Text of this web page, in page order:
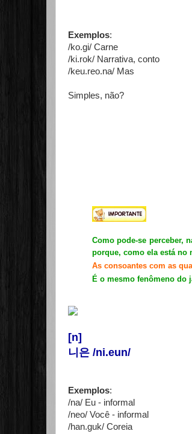
Exemplos:
/ko.gi/ Carne
/ki.rok/ Narrativa, conto
/keu.reo.na/ Mas
Simples, não?
Como pode-se perceber,
porque, como ela está no
As consoantes com as
É o mesmo fenômeno do
[n]
니은 /ni.eun/
Exemplos:
/na/ Eu - informal
/neo/ Você - informal
/han.guk/ Coreia